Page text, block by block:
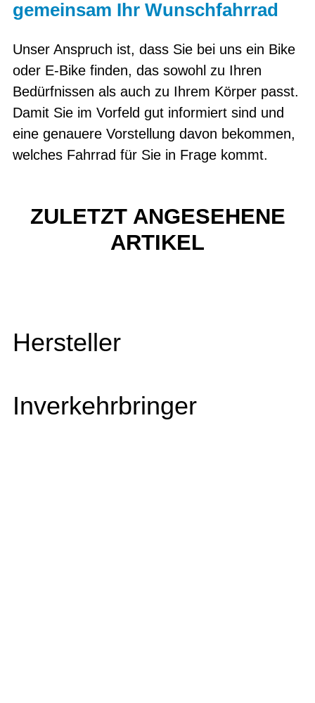
gemeinsam Ihr Wunschfahrrad
Unser Anspruch ist, dass Sie bei uns ein Bike
oder E-Bike finden, das sowohl zu Ihren
Bedürfnissen als auch zu Ihrem Körper passt.
Damit Sie im Vorfeld gut informiert sind und
eine genauere Vorstellung davon bekommen,
welches Fahrrad für Sie in Frage kommt.
ZULETZT ANGESEHENE
ARTIKEL
Hersteller
Inverkehrbringer